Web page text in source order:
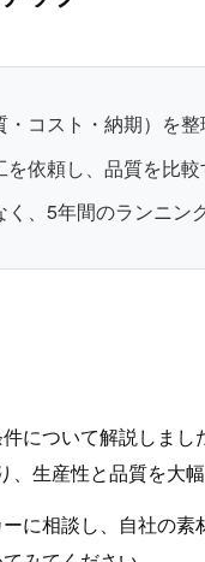
コスト・納期）を整
依頼し、品質を比較
、5年間のランニン
について解説しま
生産性と品質を大
に相談し、自社の